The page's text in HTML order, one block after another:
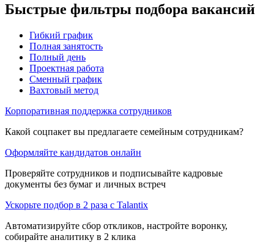
Быстрые фильтры подбора вакансий
Гибкий график
Полная занятость
Полный день
Проектная работа
Сменный график
Вахтовый метод
Корпоративная поддержка сотрудников
Какой соцпакет вы предлагаете семейным сотрудникам?
Оформляйте кандидатов онлайн
Проверяйте сотрудников и подписывайте кадровые
документы без бумаг и личных встреч
Ускорьте подбор в 2 раза с Talantix
Автоматизируйте сбор откликов, настройте воронку,
собирайте аналитику в 2 клика